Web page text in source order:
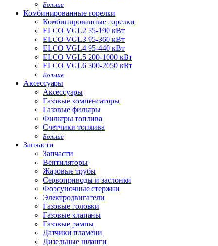
Больше
Комбинированные горелки
Комбинированные горелки
ELCO VGL2 35-190 кВт
ELCO VGL3 95-360 кВт
ELCO VGL4 95-440 кВт
ELCO VGL5 200-1000 кВт
ELCO VGL6 300-2050 кВт
Больше
Аксессуары
Аксессуары
Газовые компенсаторы
Газовые фильтры
Фильтры топлива
Счетчики топлива
Больше
Запчасти
Запчасти
Вентиляторы
Жаровые трубы
Сервоприводы и заслонки
Форсуночные стержни
Электродвигатели
Газовые головки
Газовые клапаны
Газовые рампы
Датчики пламени
Дизельные шланги